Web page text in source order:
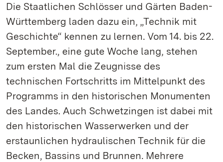
Die Staatlichen Schlösser und Gärten Baden-
Württemberg laden dazu ein, „Technik mit
Geschichte“ kennen zu lernen. Vom 14. bis 22.
September., eine gute Woche lang, stehen
zum ersten Mal die Zeugnisse des
technischen Fortschritts im Mittelpunkt des
Programms in den historischen Monumenten
des Landes. Auch Schwetzingen ist dabei mit
den historischen Wasserwerken und der
erstaunlichen hydraulischen Technik für die
Becken, Bassins und Brunnen. Mehrere